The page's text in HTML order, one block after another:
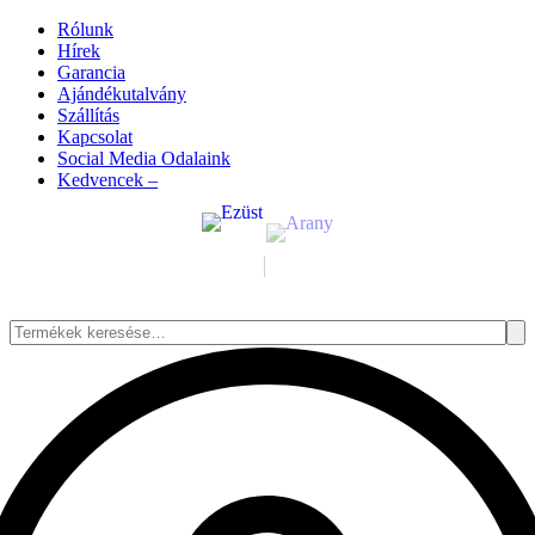
Rólunk
Hírek
Garancia
Ajándékutalvány
Szállítás
Kapcsolat
Social Media Odalaink
Kedvencek –
Keresés
következőre: